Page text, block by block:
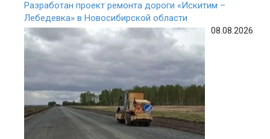
Разработан проект ремонта дороги «Искитим –
Лебедевка» в Новосибирской области
08.08.2026